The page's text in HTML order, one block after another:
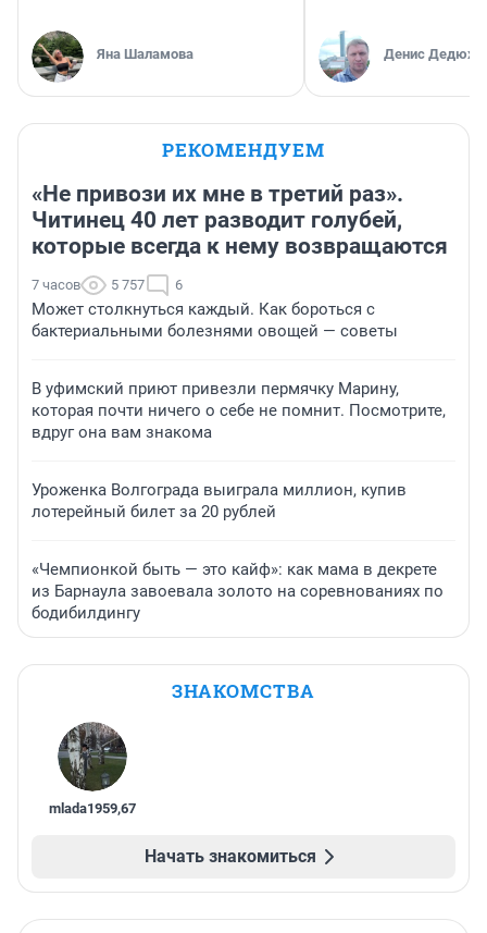
Яна Шаламова Денис
РЕКОМЕНДУЕМ
«Не привози их мне в третий раз».
Читинец 40 лет разводит голубей,
которые всегда к нему возвращаются
7 часов 5 757 6
Может столкнуться каждый. Как бороться с
бактериальными болезнями овощей — советы
В уфимский приют привезли пермячку Марину,
которая почти ничего о себе не помнит. Посмотрите,
вдруг она вам знакома
Уроженка Волгограда выиграла миллион, купив
лотерейный билет за 20 рублей
«Чемпионкой быть — это кайф»: как мама в декрете
из Барнаула завоевала золото на соревнованиях по
бодибилдингу
ЗНАКОМСТВА
mlada1959,67
Начать знакомиться